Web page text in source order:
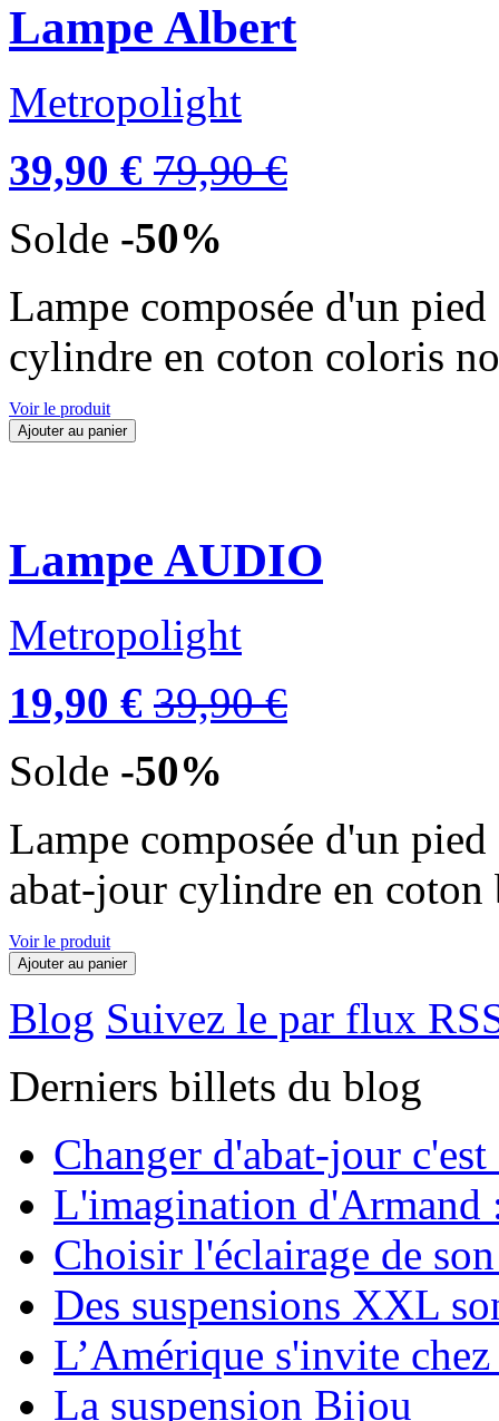
Lampe Albert
Metropolight
39,90 € 79,90 €
Solde -50%
Lampe composée d'un
cylindre en coton coloris
Voir le produit
Ajouter au panier
Lampe AUDIO
Metropolight
19,90 € 39,90 €
Solde -50%
Lampe composée d'un
abat-jour cylindre en coton
Voir le produit
Ajouter au panier
Blog Suivez le par flux
Derniers billets du blog
Changer d'abat-jour
L'imagination d'Armand
Choisir l'éclairage de
Des suspensions XXL
L’Amérique s'invite
La suspension Bijou